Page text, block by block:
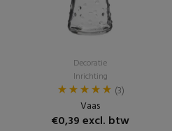
Decoratie
Inrichting
(3)
Vaas
€0,39 excl. btw